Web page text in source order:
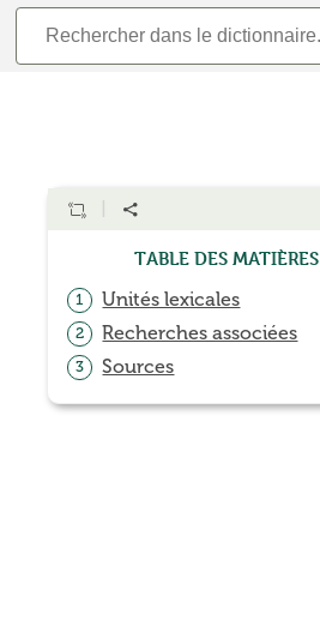
Table des matières
1 Unités lexicales
2 Recherches associées
3 Sources